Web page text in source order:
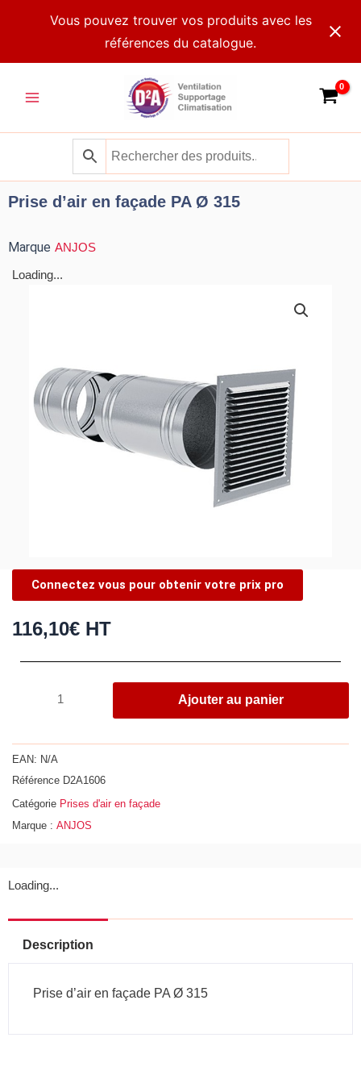
Vous pouvez trouver vos produits avec les
références du catalogue.
Menu
Prise d’air en façade PA Ø 315
Marque ANJOS
Loading...
Connectez vous pour obtenir votre prix pro
116,10€ HT
façade
PA
Ø
Ajouter au panier
EAN: N/A
Référence D2A1606
Catégorie Prises d'air en façade
Marque : ANJOS
Loading...
Description
Prise d’air en façade PA Ø 315